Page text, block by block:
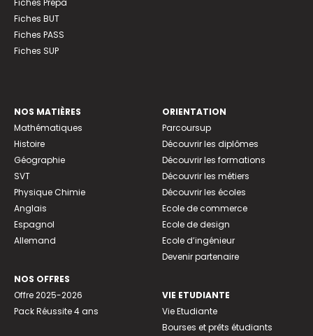
Fiches Prépa
Fiches BUT
Fiches PASS
Fiches SUP
NOS MATIÈRES
Mathématiques
Histoire
Géographie
SVT
Physique Chimie
Anglais
Espagnol
Allemand
NOS OFFRES
Offre 2025-2026
Pack Réussite 4 ans
ORIENTATION
Parcoursup
Découvrir les diplômes
Découvrir les formations
Découvrir les métiers
Découvrir les écoles
Ecole de commerce
Ecole de design
Ecole d’ingénieur
Devenir partenaire
VIE ETUDIANTE
Vie Etudiante
Bourses et prêts étudiants